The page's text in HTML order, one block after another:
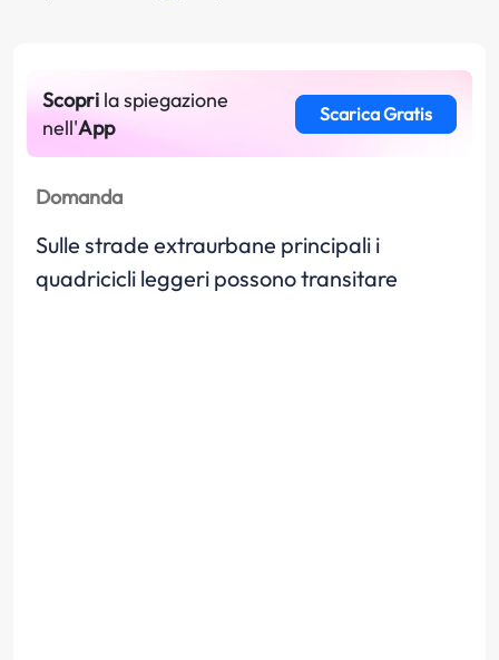
Scopri la spiegazione
nell'App
Scarica Gratis
Domanda
Sulle strade extraurbane principali i
quadricicli leggeri possono transitare